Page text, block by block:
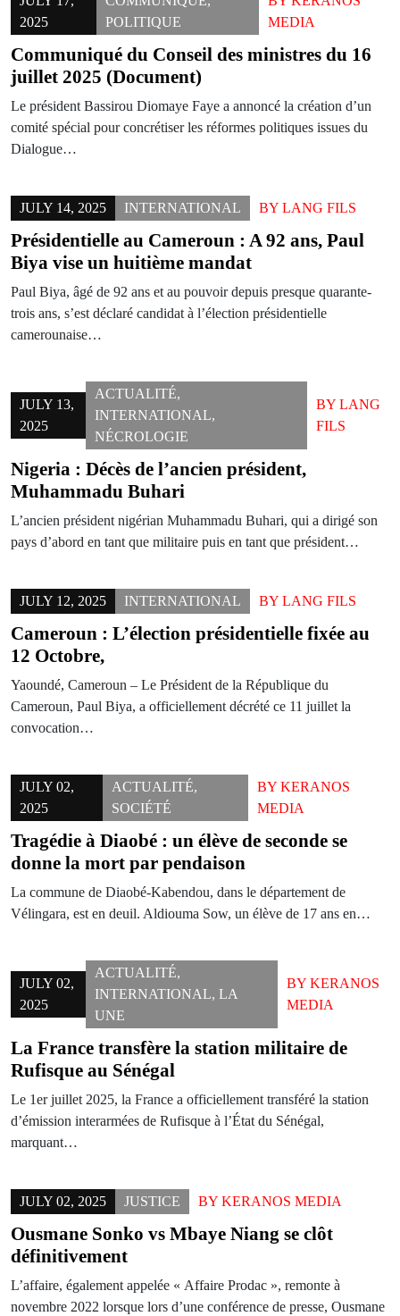
2025
POLITIQUE
MEDIA
Communiqué du Conseil des ministres du 16
juillet 2025 (Document)
Le président Bassirou Diomaye Faye a annoncé la création d’un
comité spécial pour concrétiser les réformes politiques issues du
Dialogue…
JULY 14, 2025 INTERNATIONAL BY LANG FILS
Présidentielle au Cameroun : A 92 ans, Paul
Biya vise un huitième mandat
Paul Biya, âgé de 92 ans et au pouvoir depuis presque quarante-
trois ans, s’est déclaré candidat à l’élection présidentielle
camerounaise…
JULY 13,
2025
ACTUALITÉ,
INTERNATIONAL,
NÉCROLOGIE
BY LANG
FILS
Nigeria : Décès de l’ancien président,
Muhammadu Buhari
L’ancien président nigérian Muhammadu Buhari, qui a dirigé son
pays d’abord en tant que militaire puis en tant que président…
JULY 12, 2025 INTERNATIONAL BY LANG FILS
Cameroun : L’élection présidentielle fixée au
12 Octobre,
Yaoundé, Cameroun – Le Président de la République du
Cameroun, Paul Biya, a officiellement décrété ce 11 juillet la
convocation…
JULY 02,
2025
ACTUALITÉ,
SOCIÉTÉ
BYKERANOS
MEDIA
Tragédie à Diaobé : un élève de seconde se
donne la mort par pendaison
La commune de Diaobé-Kabendou, dans le département de
Vélingara, est en deuil. Aldiouma Sow, un élève de 17 ans en…
JULY 02,
2025
ACTUALITÉ,
INTERNATIONAL, LA
UNE
BY KERANOS
MEDIA
La France transfère la station militaire de
Rufisque au Sénégal
Le 1er juillet 2025, la France a officiellement transféré la station
d’émission interarmées de Rufisque à l’État du Sénégal,
marquant…
JULY 02, 2025 JUSTICE BY KERANOS MEDIA
Ousmane Sonko vs Mbaye Niang se clôt
définitivement
L’affaire, également appelée « Affaire Prodac », remonte à
novembre 2022 lorsque lors d’une conférence de presse, Ousmane